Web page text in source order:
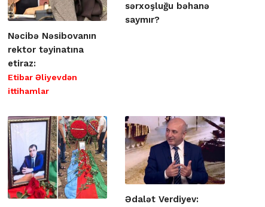
Nəcibə Nəsibovanın
rektor təyinatına
etiraz:
Etibar Əliyevdən
ittihamlar
sərxoşluğu bəhanə
saymır?
Ədalət Verdiyev: